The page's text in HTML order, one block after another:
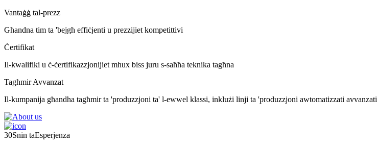
Vantaġġ tal-prezz
Għandna tim ta 'bejgħ effiċjenti u prezzijiet kompetittivi
Ċertifikat
Il-kwalifiki u ċ-ċertifikazzjonijiet mhux biss juru s-saħħa teknika tagħna
Tagħmir Avvanzat
Il-kumpanija għandha tagħmir ta 'produzzjoni ta' l-ewwel klassi, inklużi linji ta 'produzzjoni awtomatizzati avvanzati
30Snin taEsperjenza